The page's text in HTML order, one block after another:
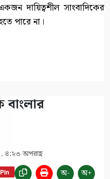
দায়িত্বশীল সাংবাদিকের
পারে না।
৪:২৩ অপরাহ্ণ
Pin অ- অ+